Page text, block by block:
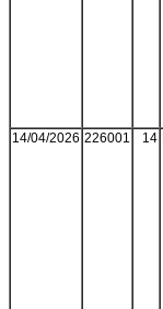
14/04/2026 226001 14